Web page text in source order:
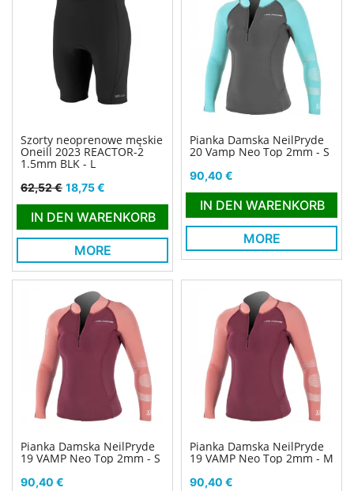
Szorty neoprenowe męskie
Oneill 2023 REACTOR-2
1.5mm BLK - L
Verkaufspreis
62,52 € Preis
18,75 €
IN DEN WARENKORB
MORE
Pianka Damska NeilPryde
20 Vamp Neo Top 2mm - S
Preis
90,40 €
IN DEN WARENKORB
MORE
Pianka Damska NeilPryde
19 VAMP Neo Top 2mm - S
Preis
90,40 €
Pianka Damska NeilPryde
19 VAMP Neo Top 2mm - M
Preis
90,40 €